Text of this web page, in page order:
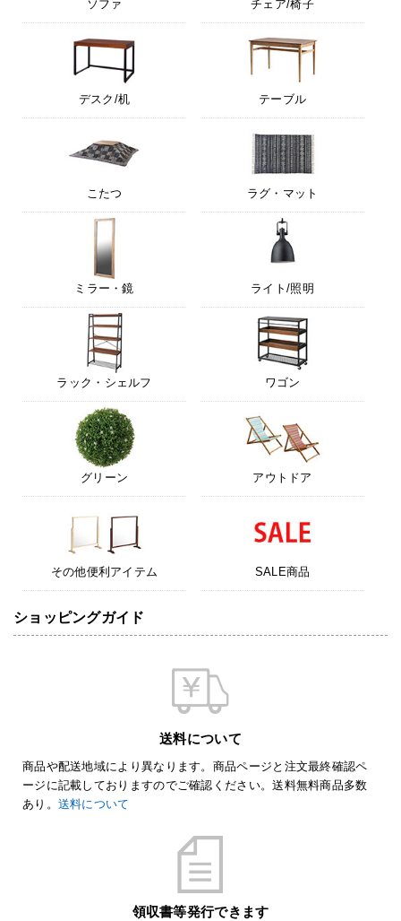
ソファ チェア/椅子
デスク/机 テーブル
こたつ ラグ・マット
ミラー・鏡 ライト/照明
ラック・シェルフ ワゴン
グリーン アウトドア
その他便利アイテム SALE商品
ショッピングガイド
送料について
商品や配送地域により異なります。商品ページと注文最終確認ペ
ージに記載しておりますのでご確認ください。送料無料商品多数
あり。 送料について
領収書等発行できます